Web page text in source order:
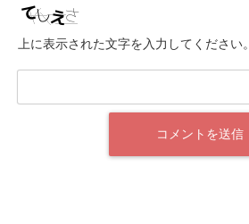
上に表示された文字を入力してください。